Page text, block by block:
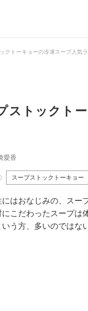
クトーキョーの冷凍スープ人気
ストックト
愛香
スープストックトーキョー
にはおなじみの、スー
にこだわったスープは
う方、多いのではな